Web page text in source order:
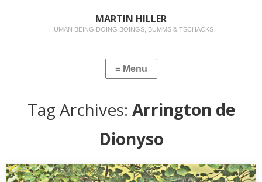
MARTIN HILLER
HUMAN BEING DOING BOINGS, BUMMS & TSCHACKS
Tag Archives: Arrington de
Dionyso